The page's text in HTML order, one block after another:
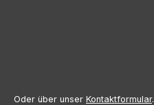
Oder über unser Kontaktformular.